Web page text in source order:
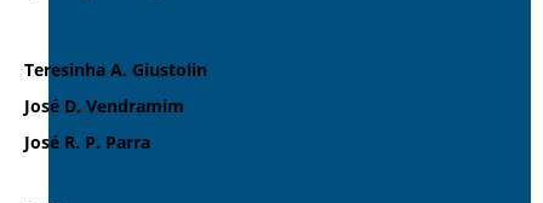
Teresinha A. Giustolin
José D. Vendramim
José R. P. Parra